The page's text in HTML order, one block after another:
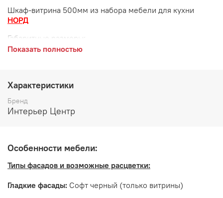
Шкаф-витрина 500мм из набора мебели для кухни
НОРД
Габаритные размеры:
высота 715 мм
Возможные расцветки корпуса:
Показать полностью
Характеристики
Бренд
Интерьер Центр
Особенности мебели:
Типы фасадов и возможные расцветки:
Гладкие фасады: Софт черный (только витрины)